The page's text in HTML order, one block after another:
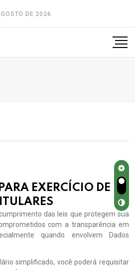
DE 2026
EXERCÍCIO DE
das leis que protegem sua
com a transparência em
quando envolvem Dados
simplificado, você poderá requisitar